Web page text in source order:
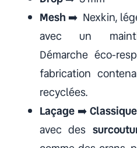
Mesh ➡️ Nexkin,
avec un
Démarche éco-
fabrication
recyclées.
Laçage ➡️Classique
avec des